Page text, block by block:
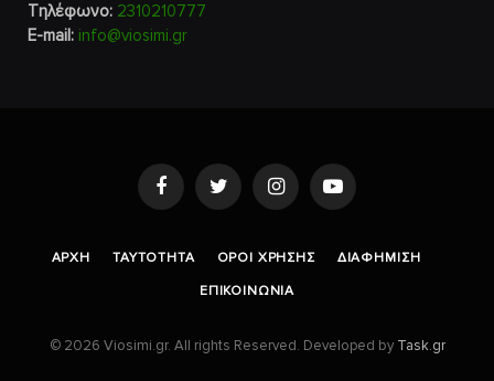
Τηλέφωνο: 2310210777
E-mail: info@viosimi.gr
FacebookTwitter InstagramYouTube
AΡΧΉ ΤΑΥΤΌΤΗΤΑ ΌΡΟΙ ΧΡΉΣΗΣ
ΔΙΑΦΉΜΙΣΗ
ΕΠΙΚΟΙΝΩΝΊΑ
© 2026 Viosimi.gr. All rights Reserved. Developed by Task.gr